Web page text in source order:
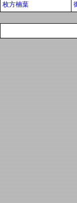
枚方楠葉